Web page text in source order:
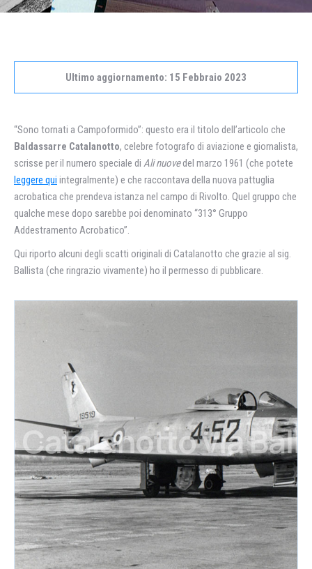
Ultimo aggiornamento: 15 Febbraio 2023
“Sono tornati a Campoformido”: questo era il titolo dell’articolo che
Baldassarre Catalanotto, celebre fotografo di aviazione e giornalista,
scrisse per il numero speciale di Ali nuovedel marzo 1961 (che potete
leggere qui integralmente) e che raccontava della nuova pattuglia
acrobatica che prendeva istanza nel campo di Rivolto. Quel gruppo che
qualche mese dopo sarebbe poi denominato “313° Gruppo
Addestramento Acrobatico”.
Qui riporto alcuni degli scatti originali di Catalanotto che grazie al sig.
Ballista (che ringrazio vivamente) ho il permesso di pubblicare.